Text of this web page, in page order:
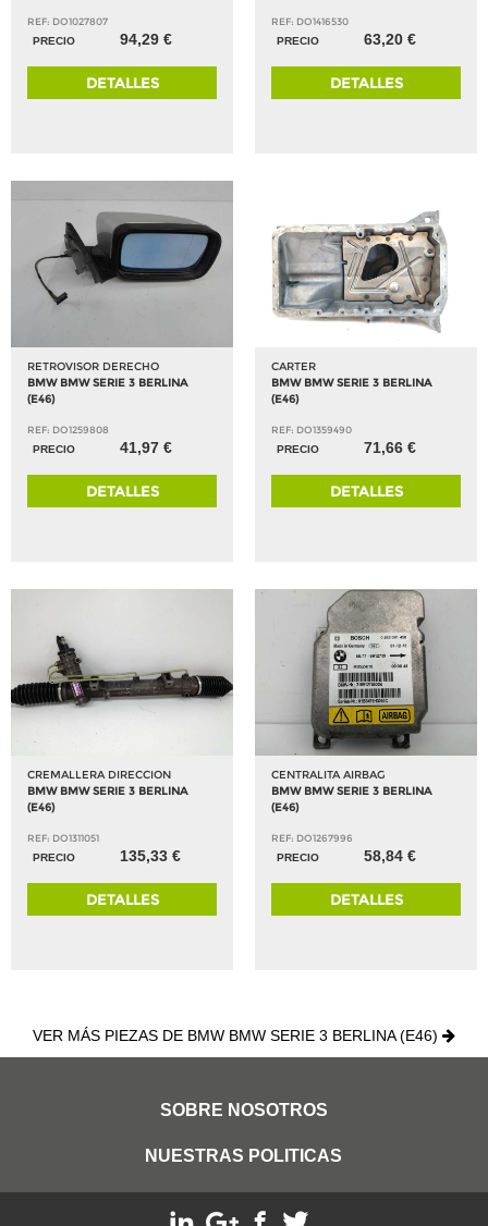
REF: DO1027807
PRECIO
94,29 €
DETALLES
REF: DO1416530
PRECIO
63,20 €
DETALLES
RETROVISOR DERECHO
BMW BMW SERIE 3 BERLINA
(E46)
REF: DO1259808
PRECIO
41,97 €
DETALLES
CARTER
BMW BMW SERIE 3 BERLINA
(E46)
REF: DO1359490
PRECIO
71,66 €
DETALLES
CREMALLERA DIRECCION
BMW BMW SERIE 3 BERLINA
(E46)
REF: DO1311051
PRECIO
135,33 €
DETALLES
CENTRALITA AIRBAG
BMW BMW SERIE 3 BERLINA
(E46)
REF: DO1267996
PRECIO
58,84 €
DETALLES
VER MÁS PIEZAS DE BMW BMW SERIE 3 BERLINA (E46)
SOBRE NOSOTROS
NUESTRAS POLITICAS